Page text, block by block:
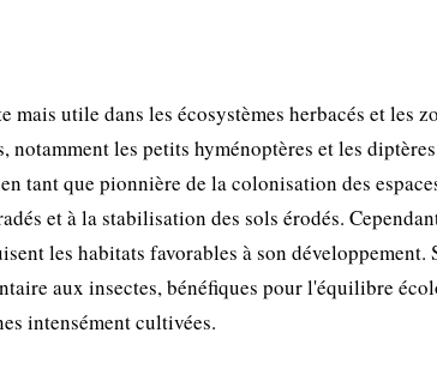
utile dans les écosystèmes herbacés et les
les petits hyménoptères et les
tant que pionnière de la colonisation des
et à la stabilisation des sols érodés.
les habitats favorables à son développement.
aux insectes, bénéfiques pour l'équilibre
intensément cultivées.